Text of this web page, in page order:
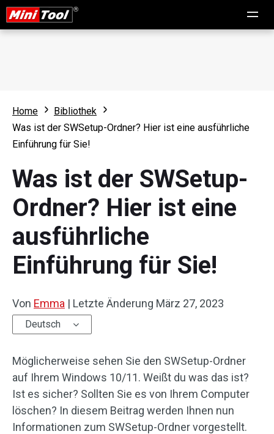
Home
Bibliothek
Was ist der SWSetup-Ordner? Hier ist eine ausführliche
Einführung für Sie!
Was ist der SWSetup-
Ordner? Hier ist eine
ausführliche
Einführung für Sie!
Von Emma | Letzte Änderung März 27, 2023
Deutsch
Möglicherweise sehen Sie den SWSetup-Ordner
auf Ihrem Windows 10/11. Weißt du was das ist?
Ist es sicher? Sollten Sie es von Ihrem Computer
löschen? In diesem Beitrag werden Ihnen nun
Informationen zum SWSetup-Ordner vorgestellt.